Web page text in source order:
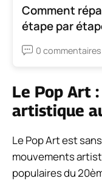
Comment
étape par
0 commentaires
Le Pop Art
artistique
Le Pop Art est
mouvements
populaires du